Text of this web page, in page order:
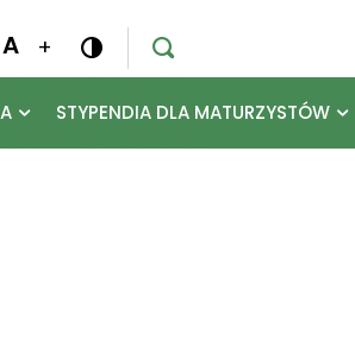
A +  
STYPENDIA DLA MATURZYSTÓW